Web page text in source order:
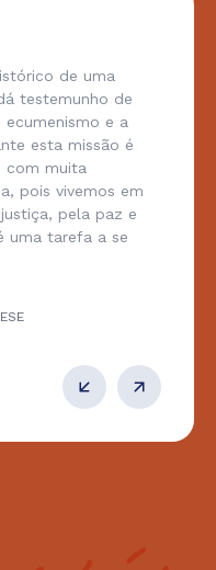
de uma
testemunho de
e a
esta missão é
com muita
pois vivemos em
pela paz e
uma tarefa a se